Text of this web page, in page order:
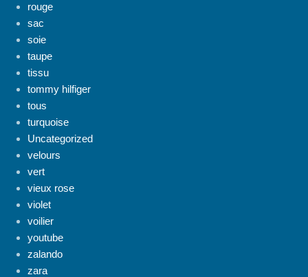
rouge
sac
soie
taupe
tissu
tommy hilfiger
tous
turquoise
Uncategorized
velours
vert
vieux rose
violet
voilier
youtube
zalando
zara